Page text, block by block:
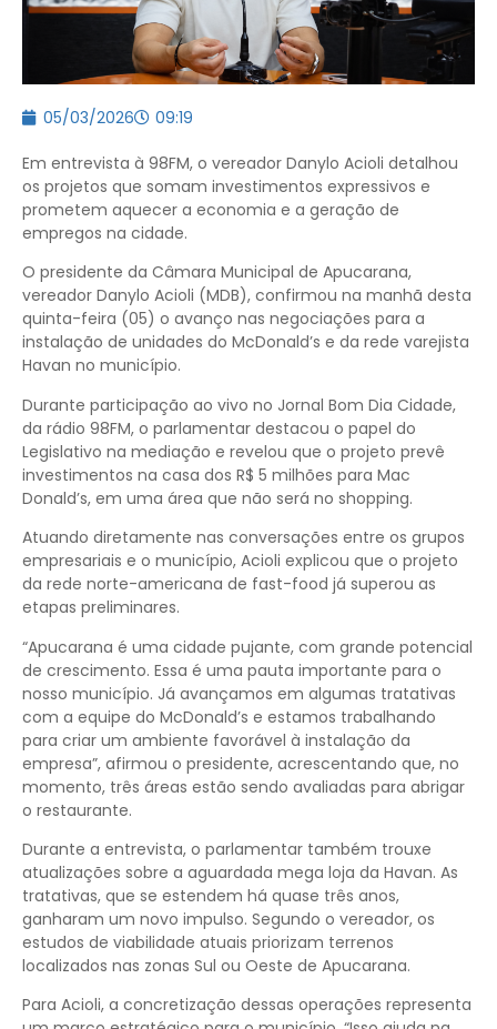
05/03/2026 09:19
Em entrevista à 98FM, o vereador Danylo Acioli detalhou
os projetos que somam investimentos expressivos e
prometem aquecer a economia e a geração de
empregos na cidade.
O presidente da Câmara Municipal de Apucarana,
vereador Danylo Acioli (MDB), confirmou na manhã desta
quinta-feira (05) o avanço nas negociações para a
instalação de unidades do McDonald’s e da rede varejista
Havan no município.
Durante participação ao vivo no Jornal Bom Dia Cidade,
da rádio 98FM, o parlamentar destacou o papel do
Legislativo na mediação e revelou que o projeto prevê
investimentos na casa dos R$ 5 milhões para Mac
Donald’s, em uma área que não será no shopping.
Atuando diretamente nas conversações entre os grupos
empresariais e o município, Acioli explicou que o projeto
da rede norte-americana de fast-food já superou as
etapas preliminares.
“Apucarana é uma cidade pujante, com grande potencial
de crescimento. Essa é uma pauta importante para o
nosso município. Já avançamos em algumas tratativas
com a equipe do McDonald’s e estamos trabalhando
para criar um ambiente favorável à instalação da
empresa”, afirmou o presidente, acrescentando que, no
momento, três áreas estão sendo avaliadas para abrigar
o restaurante.
Durante a entrevista, o parlamentar também trouxe
atualizações sobre a aguardada mega loja da Havan. As
tratativas, que se estendem há quase três anos,
ganharam um novo impulso. Segundo o vereador, os
estudos de viabilidade atuais priorizam terrenos
localizados nas zonas Sul ou Oeste de Apucarana.
Para Acioli, a concretização dessas operações representa